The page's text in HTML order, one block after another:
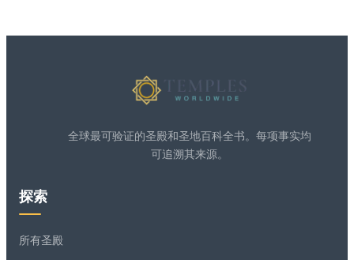
全球最可验证的圣殿和圣地百科全书。每项事实均
可追溯其来源。
探索
所有圣殿